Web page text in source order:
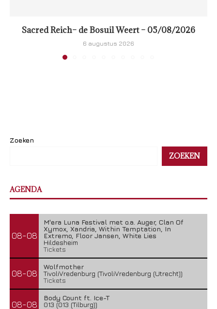
Sacred Reich– de Bosuil Weert – 05/08/2026
6 augustus 2026
Zoeken
ZOEKEN
AGENDA
08-08
M'era Luna Festival met o.a. Auger, Clan Of
Xymox, Xandria, Within Temptation, In
Extremo, Floor Jansen, White Lies
Hildesheim
Tickets
08-08
Wolfmother
TivoliVredenburg (TivoliVredenburg (Utrecht))
Tickets
08-08
Body Count ft. Ice-T
013 (013 (Tilburg))